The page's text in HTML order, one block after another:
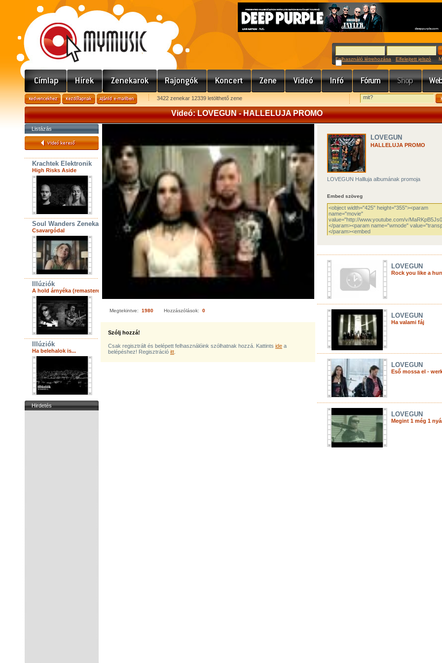
Felhasználó létrehozása Elfelejtett jelszó
3422 zenekar 12339 letölthető zene
Videó: LOVEGUN - HALLELUJA PROMO
Listázás
Krachtek Elektronik
High Risks Aside
Soul Wanders Zenekar
Csavargódal
Illúziók
A hold árnyéka (remastered)
Illúziók
Ha belehalok is...
Hirdetés
Megtekintve: 1980 Hozzászólások: 0
Szólj hozzá!
Csak regisztrált és belépett felhasználóink szólhatnak hozzá. Kattints ide a
belépéshez! Regisztráció itt
LOVEGUN
HALLELUJA PROMO
LOVEGUN Hallluja albumának promoja
Embed szöveg
LOVEGUN
Rock you like a
LOVEGUN
Ha valami fáj
LOVEGUN
Eső mossa el -
LOVEGUN
Megint 1 még 1